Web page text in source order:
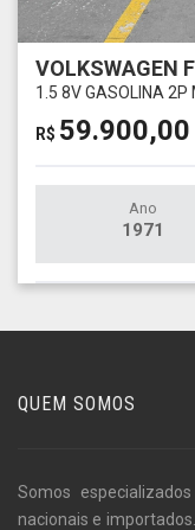
VOLKSWAGEN
1.5 8V GASOLINA 2P
R$ 59.900,00
Ano
1971
QUEM SOMOS
Somos
nacionais e